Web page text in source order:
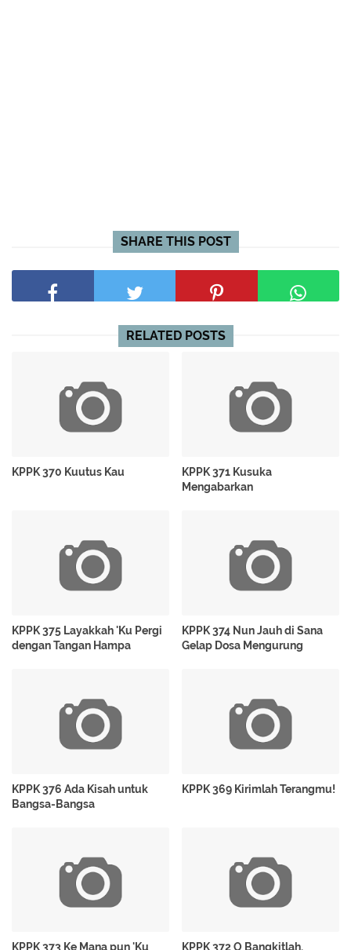
SHARE THIS POST
RELATED POSTS
KPPK 370 Kuutus Kau
KPPK 371 Kusuka
Mengabarkan
KPPK 375 Layakkah 'Ku Pergi
dengan Tangan Hampa
KPPK 374 Nun Jauh di Sana
Gelap Dosa Mengurung
KPPK 376 Ada Kisah untuk
Bangsa-Bangsa
KPPK 369 Kirimlah Terangmu!
KPPK 373 Ke Mana pun 'Ku KPPK 372 O Bangkitlah,